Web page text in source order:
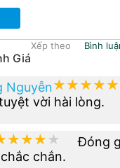
Giá
Xếp theo Bình
Nguyễn★★★★★
★★★★★
vời hài lòng.
Đóng
chắn.